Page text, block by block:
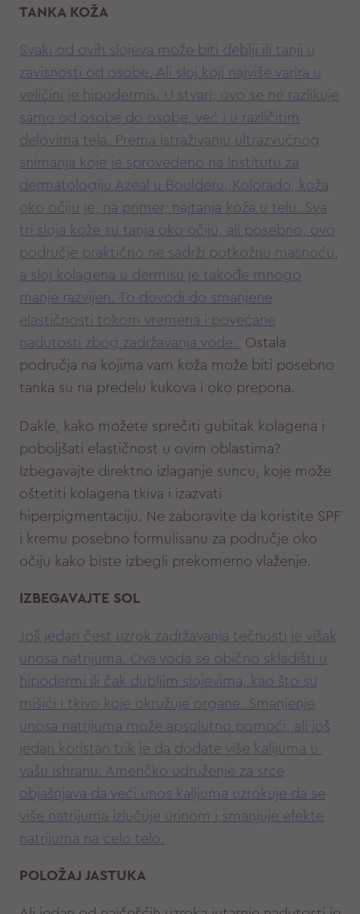
TANKA KOŽA
Svaki od ovih slojeva može biti deblji ili tanji u
zavisnosti od osobe. Ali sloj koji najviše varira u
veličini je hipodermis. U stvari, ovo se ne razlikuje
samo od osobe do osobe, već i u različitim
delovima tela. Prema istraživanju ultrazvučnog
snimanja koje je sprovedeno na Institutu za
dermatologiju Azeal u Boulderu, Kolorado, koža
oko očiju je, na primer, najtanja koža u telu. Sva
tri sloja kože su tanja oko očiju, ali posebno, ovo
područje praktično ne sadrži potkožnu masnoću,
a sloj kolagena u dermisu je takođe mnogo
manje razvijen. To dovodi do smanjene
elastičnosti tokom vremena i povećane
nadutosti zbog zadržavanja vode.
Ostala
područja na kojima vam koža može biti posebno
tanka su na predelu kukova i oko prepona.
Dakle, kako možete sprečiti gubitak kolagena i
poboljšati elastičnost u ovim oblastima?
Izbegavajte direktno izlaganje suncu, koje može
oštetiti kolagena tkiva i izazvati
hiperpigmentaciju. Ne zaboravite da koristite SPF
i kremu posebno formulisanu za područje oko
očiju kako biste izbegli prekomerno vlaženje.
IZBEGAVAJTE SOL
Još jedan čest uzrok zadržavanja tečnosti je višak
unosa natrijuma. Ova voda se obično skladišti u
hipodermi ili čak dubljim slojevima, kao što su
mišići i tkivo koje okružuje organe. Smanjenje
unosa natrijuma može apsolutno pomoći, ali još
jedan koristan trik je da dodate više kalijuma u ​​
vašu ishranu. Američko udruženje za srce
objašnjava da veći unos kalijuma uzrokuje da se
više natrijuma izlučuje urinom i smanjuje efekte
natrijuma na celo telo.
POLOŽAJ JASTUKA